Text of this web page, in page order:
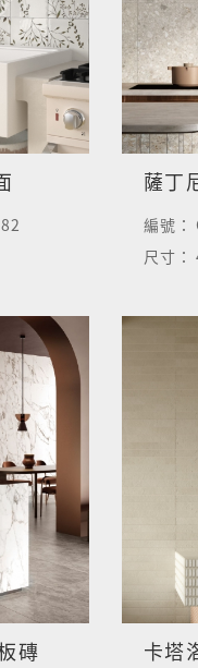
編號：
尺寸：
磚 卡塔